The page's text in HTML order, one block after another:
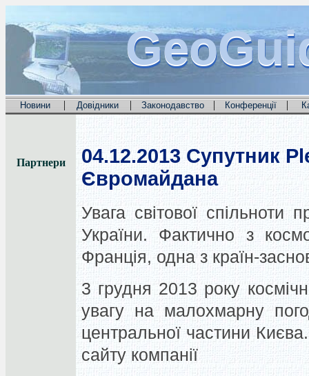
Новини | Довідники | Законодавство | Конференції |
Партнери 04.12.2013 Супутник
Євромайдана
Увага світової спільноти
України. Фактично з
Франція, одна з країн-
3 грудня 2013 року
увагу на малохмарну
центральної частини
сайту компанії